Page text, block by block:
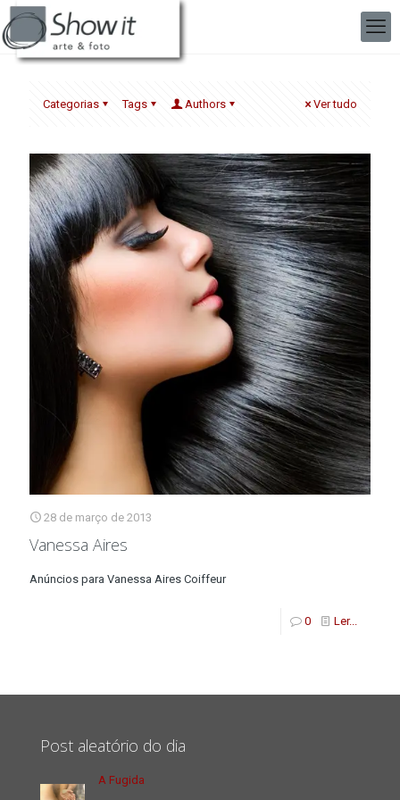
Categorias Tags Authors Ver tudo
28 de março de 2013
Vanessa Aires
Anúncios para Vanessa Aires Coiffeur
0 Ler...
Post aleatório do dia
A Fugida